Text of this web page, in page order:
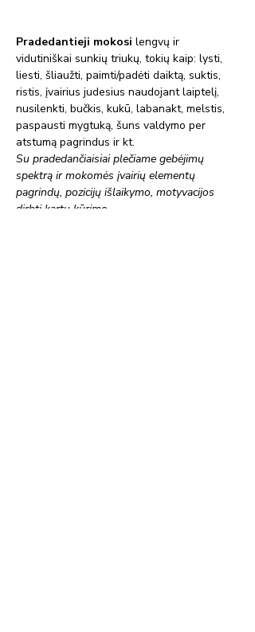
Pradedantieji mokosi lengvų ir
vidutiniškai sunkių triukų, tokių kaip: lysti,
liesti, šliaužti, paimti/padėti daiktą, suktis,
ristis, įvairius judesius naudojant laiptelį,
nusilenkti, bučkis, kukū, labanakt, melstis,
paspausti mygtuką, šuns valdymo per
atstumą pagrindus ir kt.
Su pradedančiaisiai plečiame gebėjimų
spektrą ir mokomės įvairių elementų
pagrindų, pozicijų išlaikymo, motyvacijos
dirbti kartu kūrimo.